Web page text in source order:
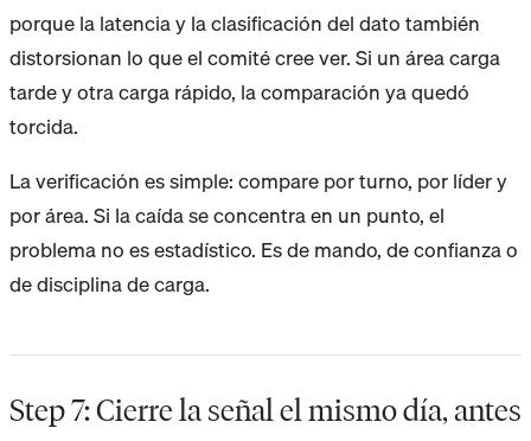
porque la latencia y la clasificación del dato también
distorsionan lo que el comité cree ver. Si un área carga
tarde y otra carga rápido, la comparación ya quedó
torcida.
La verificación es simple: compare por turno, por líder y
por área. Si la caída se concentra en un punto, el
problema no es estadístico. Es de mando, de confianza o
de disciplina de carga.
Step 7: Cierre la señal el mismo día, antes